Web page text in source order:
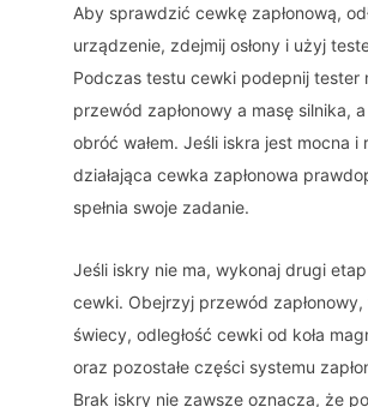
Aby sprawdzić cewkę zapłonową,
urządzenie, zdejmij osłony i użyj
Podczas testu cewki podepnij tester
przewód zapłonowy a masę silnika,
obróć wałem. Jeśli iskra jest mocna i
działająca cewka zapłonowa
spełnia swoje zadanie.
Jeśli iskry nie ma, wykonaj drugi
cewki. Obejrzyj przewód zapłonowy,
świecy, odległość cewki od koła
oraz pozostałe części systemu
Brak iskry nie zawsze oznacza, że